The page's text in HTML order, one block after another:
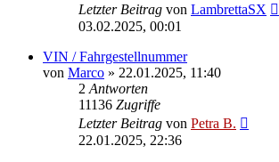
Letzter Beitrag von LambrettaSX
03.02.2025, 00:01
VIN / Fahrgestellnummer
von Marco » 22.01.2025, 11:40
2Antworten
11136 Zugriffe
Letzter Beitrag von Petra B.
22.01.2025, 22:36